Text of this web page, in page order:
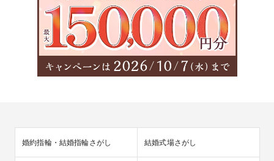
婚約指輪・結婚指輪さがし 結婚式場さがし